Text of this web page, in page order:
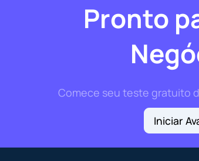
Pronto
Comece seu teste gratuito
Iniciar